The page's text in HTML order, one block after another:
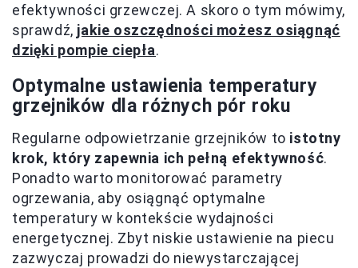
efektywności grzewczej. A skoro o tym mówimy,
sprawdź, jakie oszczędności możesz osiągnąć
dzięki pompie ciepła.
Optymalne ustawienia temperatury
grzejników dla różnych pór roku
Regularne odpowietrzanie grzejników to istotny
krok, który zapewnia ich pełną efektywność.
Ponadto warto monitorować parametry
ogrzewania, aby osiągnąć optymalne
temperatury w kontekście wydajności
energetycznej. Zbyt niskie ustawienie na piecu
zazwyczaj prowadzi do niewystarczającej